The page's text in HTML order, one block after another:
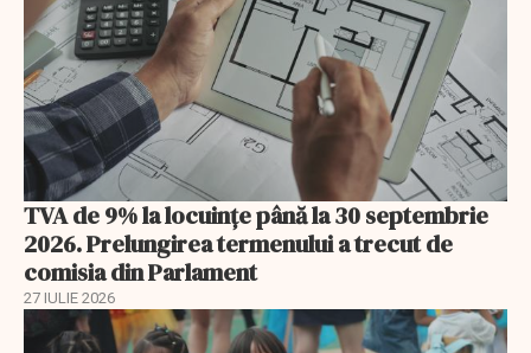
TVA de 9% la locuințe până la 30 septembrie
2026. Prelungirea termenului a trecut de
comisia din Parlament
27 IULIE 2026